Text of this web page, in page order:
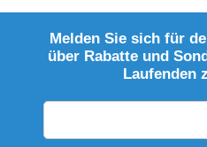
Melden Sie sich für
über Rabatte und
Laufenden